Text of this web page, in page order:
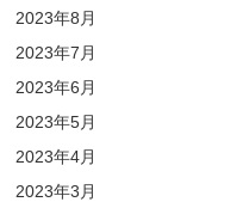
2023年8月
2023年7月
2023年6月
2023年5月
2023年4月
2023年3月